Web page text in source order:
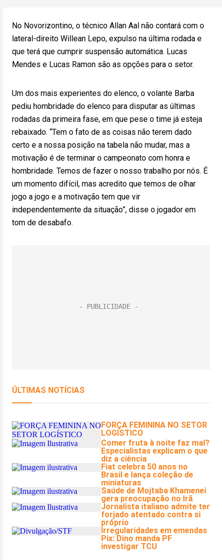
No Novorizontino, o técnico Allan Aal não contará com o
lateral-direito Willean Lepo, expulso na última rodada e
que terá que cumprir suspensão automática. Lucas
Mendes e Lucas Ramon são as opções para o setor.
Um dos mais experientes do elenco, o volante Barba
pediu hombridade do elenco para disputar as últimas
rodadas da primeira fase, em que pese o time já esteja
rebaixado. “Tem o fato de as coisas não terem dado
certo e a nossa posição na tabela não mudar, mas a
motivação é de terminar o campeonato com honra e
hombridade. Temos de fazer o nosso trabalho por nós. É
um momento difícil, mas acredito que temos de olhar
jogo a jogo e a motivação tem que vir
independentemente da situação”, disse o jogador em
tom de desabafo.